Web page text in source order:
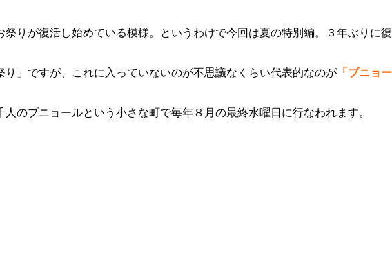
りが復活し始めている模様。というわけで今回は夏の特別編。３年ぶりに復
」ですが、これに入っていないのが不思議なくらい代表的なのが 「ブニョー
のブニョールという小さな町で毎年８月の最終水曜日に行なわれます。